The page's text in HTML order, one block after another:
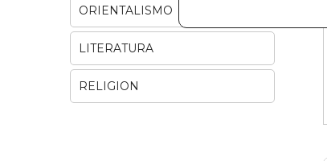
ORIENTALISMO
LITERATURA
RELIGION